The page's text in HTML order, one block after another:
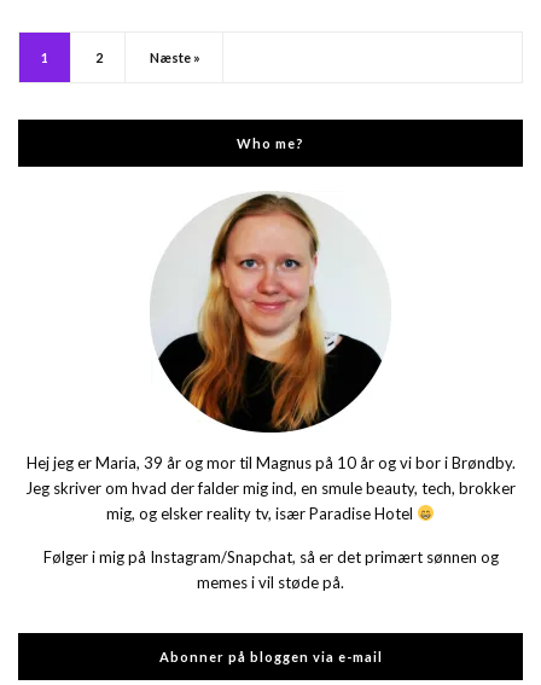
1 2 Næste »
Who me?
Hej jeg er Maria, 39 år og mor til Magnus på 10 år og vi bor i Brøndby.
Jeg skriver om hvad der falder mig ind, en smule beauty, tech, brokker
mig, og elsker reality tv, især Paradise Hotel
Følger i mig på Instagram/Snapchat, så er det primært sønnen og
memes i vil støde på.
Abonner på bloggen via e-mail